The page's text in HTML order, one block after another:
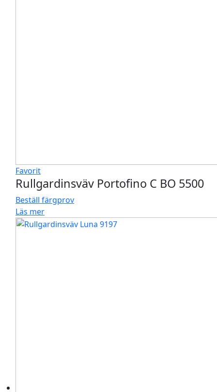
Favorit
Rullgardinsväv Portofino C BO 5500
Beställ färgprov
Läs mer